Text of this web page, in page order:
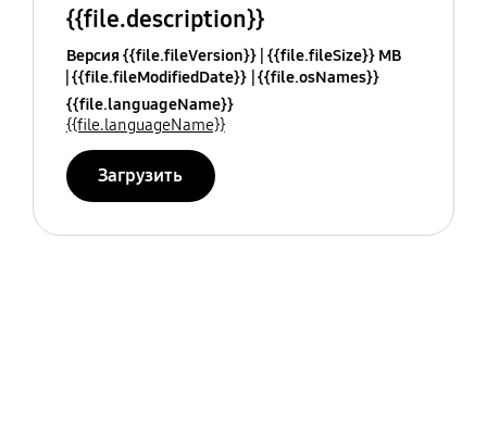
{{file.description}}
Версия {{file.fileVersion}} {{file.fileSize}} MB
{{file.fileModifiedDate}} {{file.osNames}}
{{file.languageName}}
{{file.languageName}}
Загрузить